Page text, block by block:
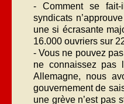
- Comment se
syndicats
une si écrasante
16.000 ouvriers sur
- Vous ne pouvez
ne connaissez pas
Allemagne, nous
gouvernement de
une grève n’est pas